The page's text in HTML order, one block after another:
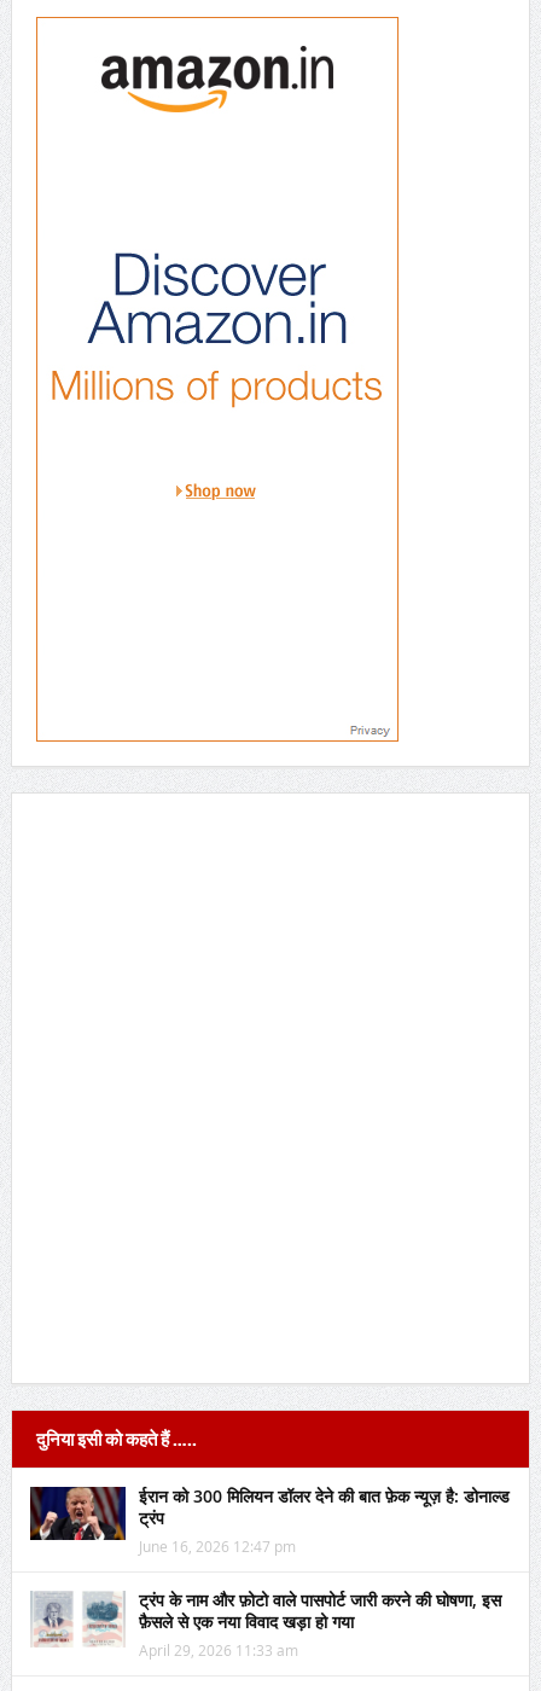
दुनिया इसी को कहते हैं …..
ईरान को 300 मिलियन डॉलर देने की बात फ़ेक न्यूज़ है: डोनाल्ड
ट्रंप
June 16, 2026 12:47 pm
ट्रंप के नाम और फ़ोटो वाले पासपोर्ट जारी करने की घोषणा, इस
फ़ैसले से एक नया विवाद खड़ा हो गया
April 29, 2026 11:33 am